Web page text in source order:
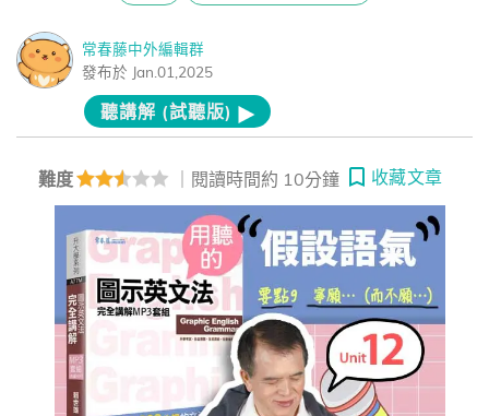
常春藤中外編輯群
發布於 Jan.01,2025
聽講解 (試聽版)
難度 ｜閱讀時間約 10分鐘 收藏文章